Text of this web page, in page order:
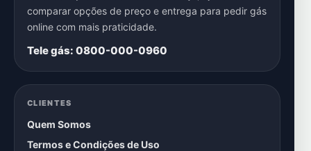
comparar opções de preço e entrega para pedir gás
online com mais praticidade.
Tele gás: 0800-000-0960
CLIENTES
Quem Somos
Termos e Condições de Uso